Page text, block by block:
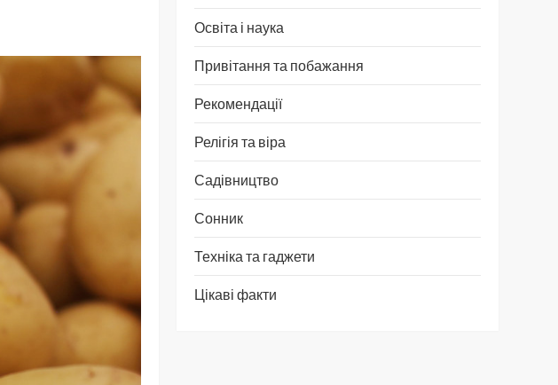
Освіта і наука
Привітання та побажання
Рекомендації
Релігія та віра
Садівництво
Сонник
Техніка та гаджети
Цікаві факти